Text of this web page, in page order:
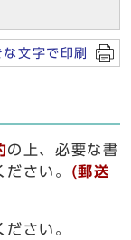
な文字で印刷
の上、必要な書
さい。 (郵送
さい。